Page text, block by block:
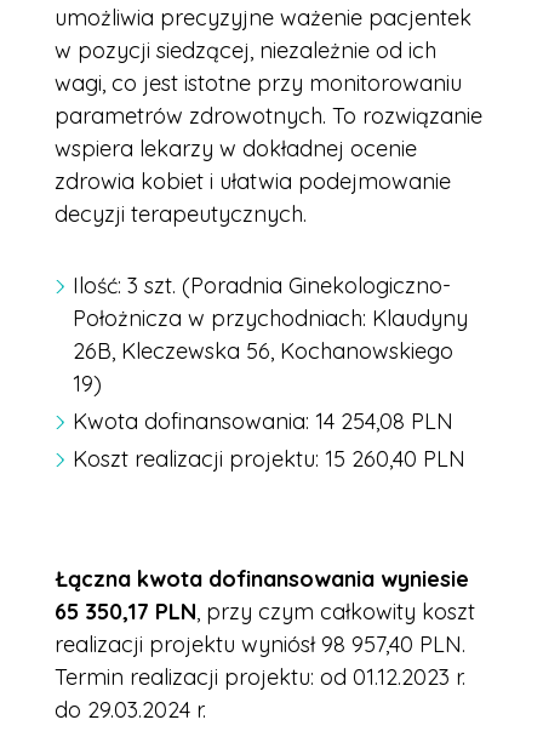
umożliwia precyzyjne ważenie pacjentek
w pozycji siedzącej, niezależnie od ich
wagi, co jest istotne przy monitorowaniu
parametrów zdrowotnych. To rozwiązanie
wspiera lekarzy w dokładnej ocenie
zdrowia kobiet i ułatwia podejmowanie
decyzji terapeutycznych.
Ilość: 3 szt. (Poradnia Ginekologiczno-
Położnicza w przychodniach: Klaudyny
26B, Kleczewska 56, Kochanowskiego
19)
Kwota dofinansowania: 14 254,08 PLN
Koszt realizacji projektu: 15 260,40 PLN
Łączna kwota dofinansowania wyniesie
65 350,17 PLN, przy czym całkowity koszt
realizacji projektu wyniósł 98 957,40 PLN.
Termin realizacji projektu: od 01.12.2023 r.
do 29.03.2024 r.